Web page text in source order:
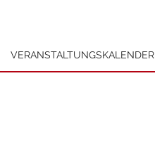
VERANSTALTUNGSKALENDER